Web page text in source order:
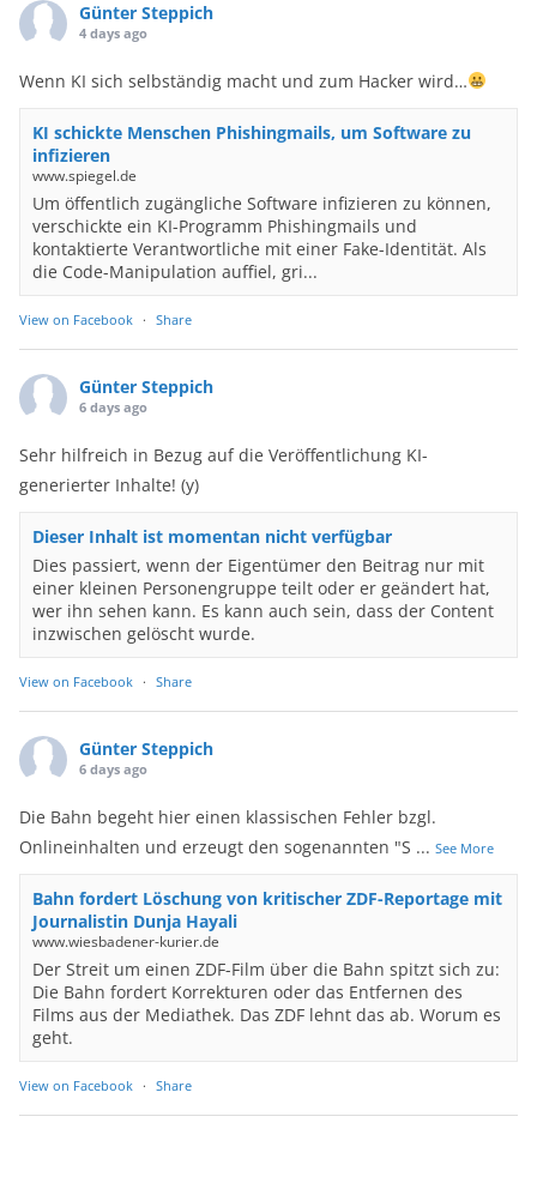
Günter Steppich
4 days ago
Wenn KI sich selbständig macht und zum Hacker wird…
KI schickte Menschen Phishingmails, um Software zu
infizieren
www.spiegel.de
Um öffentlich zugängliche Software infizieren zu können,
verschickte ein KI-Programm Phishingmails und
kontaktierte Verantwortliche mit einer Fake-Identität. Als
die Code-Manipulation auffiel, gri...
View on Facebook · Share
Günter Steppich
6 days ago
Sehr hilfreich in Bezug auf die Veröffentlichung KI-
generierter Inhalte! (y)
Dieser Inhalt ist momentan nicht verfügbar
Dies passiert, wenn der Eigentümer den Beitrag nur mit
einer kleinen Personengruppe teilt oder er geändert hat,
wer ihn sehen kann. Es kann auch sein, dass der Content
inzwischen gelöscht wurde.
View on Facebook · Share
Günter Steppich
6 days ago
Die Bahn begeht hier einen klassischen Fehler bzgl.
Onlineinhalten und erzeugt den sogenannten "S ... See More
Bahn fordert Löschung von kritischer ZDF-Reportage mit
Journalistin Dunja Hayali
www.wiesbadener-kurier.de
Der Streit um einen ZDF-Film über die Bahn spitzt sich zu:
Die Bahn fordert Korrekturen oder das Entfernen des
Films aus der Mediathek. Das ZDF lehnt das ab. Worum es
geht.
View on Facebook · Share